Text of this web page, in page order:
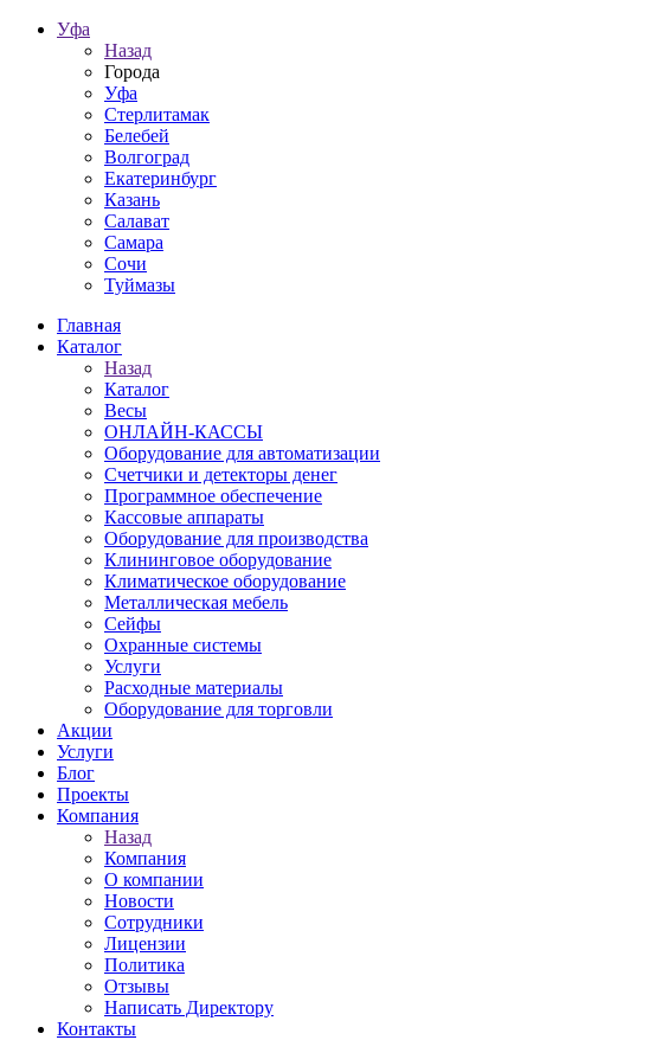
Уфа
Назад
Города
Уфа
Стерлитамак
Белебей
Волгоград
Екатеринбург
Казань
Салават
Самара
Сочи
Туймазы
Главная
Каталог
Назад
Каталог
Весы
ОНЛАЙН-КАССЫ
Оборудование для автоматизации
Счетчики и детекторы денег
Программное обеспечение
Кассовые аппараты
Оборудование для производства
Клининговое оборудование
Климатическое оборудование
Металлическая мебель
Сейфы
Охранные системы
Услуги
Расходные материалы
Оборудование для торговли
Акции
Услуги
Блог
Проекты
Компания
Назад
Компания
О компании
Новости
Сотрудники
Лицензии
Политика
Отзывы
Написать Директору
Контакты